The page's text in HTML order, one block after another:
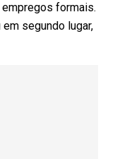
formais.
segundo lugar,